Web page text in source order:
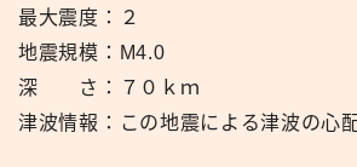
最大震度：２
地震規模：M4.0
深 さ：７０ｋｍ
津波情報：この地震による津波の心